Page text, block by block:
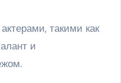
такими как
и